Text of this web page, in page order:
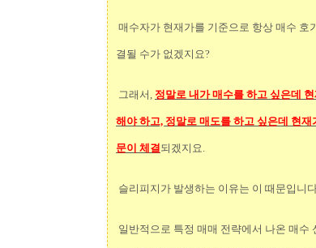
매수자가 현재가를 기준으로 항상 매수 호
결될 수가 없겠지요?
그래서, 정말로 내가 매수를 하고 싶은데
해야 하고, 정말로 매도를 하고 싶은데 현
문이 체결 되겠지요.
슬리피지가 발생하는 이유는 이 때문입니
일반적으로 특정 매매 전략에서 나온 매